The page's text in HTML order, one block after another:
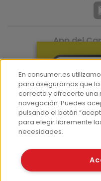
Más
App del
En consumer.es
para asegurarnos que
correcta y ofrecerte una
navegación. Puedes
pulsando el botón
para elegir libremente
necesidades.